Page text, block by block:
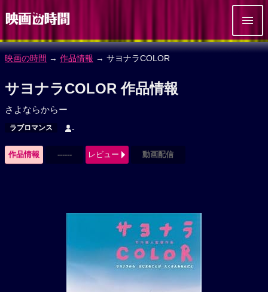
映画の時間 → 作品情報 → サヨナラCOLOR
サヨナラCOLOR 作品情報
さよならからー
ラブロマンス -
作品情報 ------ レビュー 動画配信